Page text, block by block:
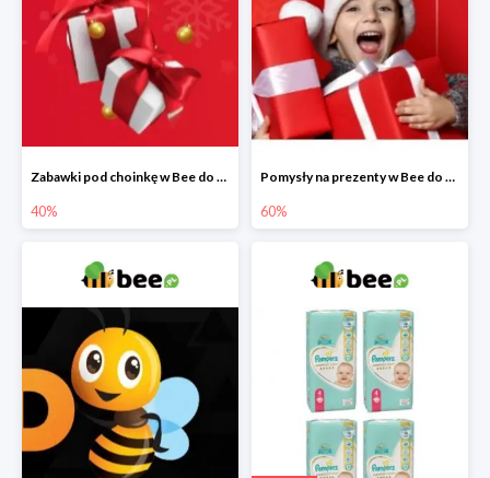
Zabawki pod choinkę w Bee do -40%
40%
Pomysły na prezenty w Bee do -60%
60%